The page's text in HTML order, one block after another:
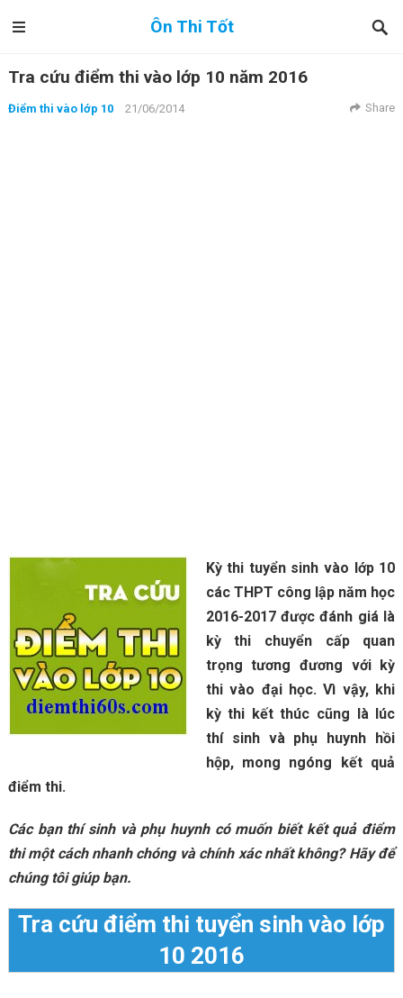
Ôn Thi Tốt
Tra cứu điểm thi vào lớp 10 năm 2016
Điểm thi vào lớp 10 21/06/2014 Share
Kỳ thi tuyển sinh vào lớp 10
các THPT công lập năm học
2016-2017 được đánh giá là
kỳ thi chuyển cấp quan
trọng tương đương với kỳ
thi vào đại học. Vì vậy, khi
kỳ thi kết thúc cũng là lúc
thí sinh và phụ huynh hồi
hộp, mong ngóng kết quả
điểm thi.
Các bạn thí sinh và phụ huynh có muốn biết kết quả điểm
thi một cách nhanh chóng và chính xác nhất không? Hãy để
chúng tôi giúp bạn.
Tra cứu điểm thi tuyển sinh vào lớp
10 2016